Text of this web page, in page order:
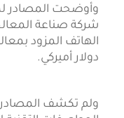
شركة صناعة
دولار أميركي.
ولم تكشف